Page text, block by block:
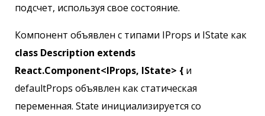
подсчет, используя свое состояние.
Компонент объявлен с типами IProps и IState как
class Description extends
React.Component<IProps, IState> { и
defaultProps объявлен как статическая
переменная. State инициализируется со